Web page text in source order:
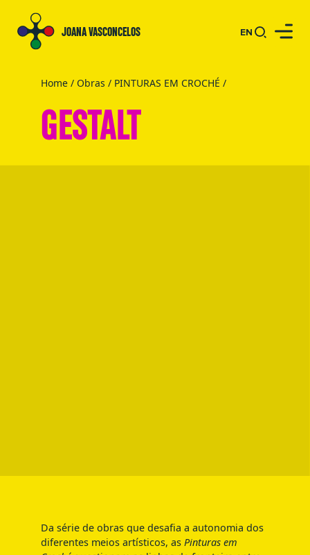
JOANA VASCONCELOS EN
Home / Obras / PINTURAS EM CROCHÉ /
GESTALT
Da série de obras que desafia a autonomia dos
diferentes meios artísticos, as Pinturas em